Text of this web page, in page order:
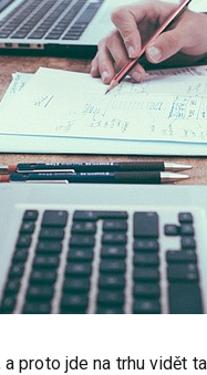
proto jde na trhu vidět